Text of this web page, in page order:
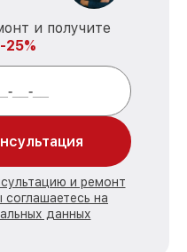
и получите
25%
и ремонт
на
данных